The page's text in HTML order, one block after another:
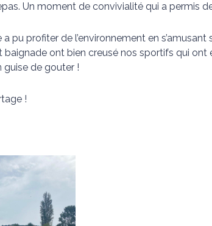
Un moment de convivialité qui a permis
pu profiter de l’environnement en s’amusant
baignade ont bien creusé nos sportifs qui ont
guise de gouter !
!